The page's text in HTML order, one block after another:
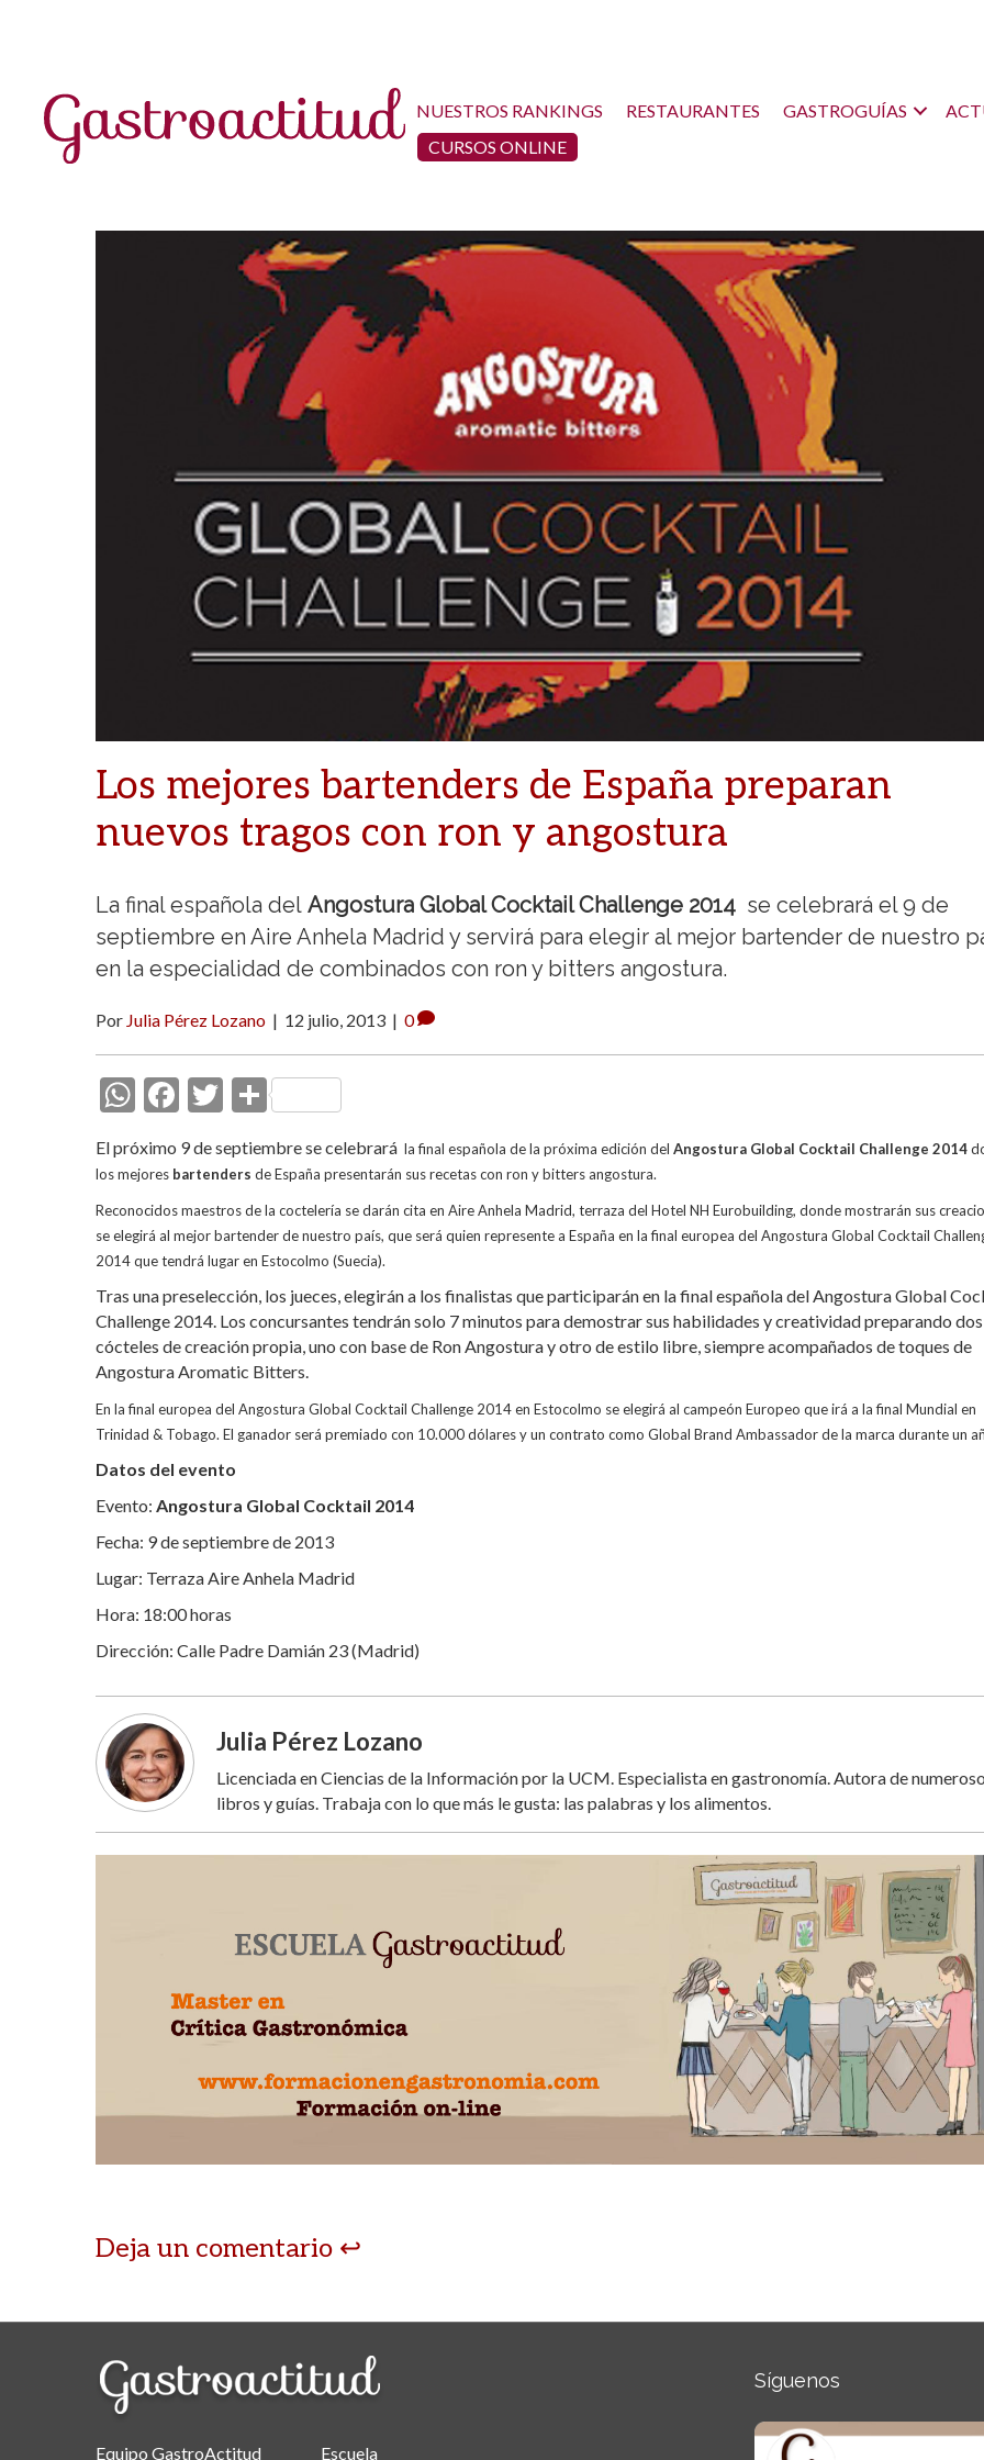
NUESTROS RANKINGS RESTAURANTES GASTROGUÍAS
CURSOS ONLINE
Los mejores bartenders de España preparan
nuevos tragos con ron y angostura
La final española del Angostura Global Cocktail Challenge 2014 se celebrará el 9 de
septiembre en Aire Anhela Madrid y servirá para elegir al mejor bartender de nuestro
en la especialidad de combinados con ron y bitters angostura.
Por Julia Pérez Lozano | 12 julio, 2013 | 0
W
at
s
A
p
p
F
e
b
o
o
k
T
itt
er
C
m
p
ar
ti
r
El próximo 9 de septiembre se celebrará la final española de la próxima edición del Angostura Global Cocktail Challenge 2014
los mejores bartenders de España presentarán sus recetas con ron y bitters angostura.
Reconocidos maestros de la coctelería se darán cita en Aire Anhela Madrid, terraza del Hotel NH Eurobuilding, donde mostrarán sus
seelegirá al mejor bartender de nuestro país, que será quien represente a España en la final europea del Angostura Global Cocktail
2014 que tendrá lugar en Estocolmo (Suecia).
Tras una preselección, los jueces, elegirán a los finalistas que participarán en la final española del Angostura Global
Challenge 2014. Los concursantes tendrán solo 7 minutos para demostrar sus habilidades y creatividad preparando dos
cócteles de creación propia, uno con base de Ron Angostura y otro de estilo libre, siempre acompañados de toques de
Angostura Aromatic Bitters.
En la final europea del Angostura Global Cocktail Challenge 2014 en Estocolmo se elegirá al campeón Europeo que irá a la final Mundial en
Trinidad & Tobago. El ganador será premiado con 10.000 dólares y un contrato como Global Brand Ambassador de la marca durante un
Datos del evento
Evento: Angostura Global Cocktail 2014
Fecha: 9 de septiembre de 2013
Lugar: Terraza Aire Anhela Madrid
Hora: 18:00 horas
Dirección: Calle Padre Damián 23 (Madrid)
Julia Pérez Lozano
Licenciada en Ciencias de la Información por la UCM. Especialista en gastronomía. Autora de
libros y guías. Trabaja con lo que más le gusta: las palabras y los alimentos.
Deja un comentario
Equipo GastroActitud Escuela
Síguenos